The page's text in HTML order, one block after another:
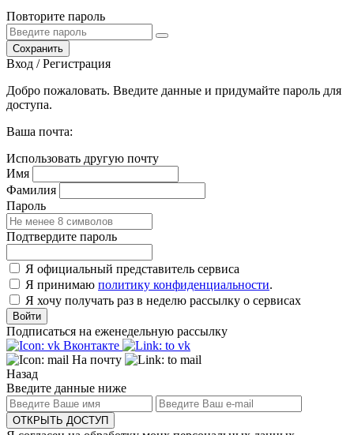
Повторите пароль
Сохранить
Вход / Регистрация
Добро пожаловать. Введите данные и придумайте пароль для
доступа.
Ваша почта:
Использовать другую почту
Имя
Фамилия
Пароль
Подтвердите пароль
Я официальный представитель сервиса
Я принимаю политику конфиденциальности.
Я хочу получать раз в неделю рассылку о сервисах
Войти
Подписаться на еженедельную рассылку
Вконтакте
На почту
Назад
Введите данные ниже
ОТКРЫТЬ ДОСТУП